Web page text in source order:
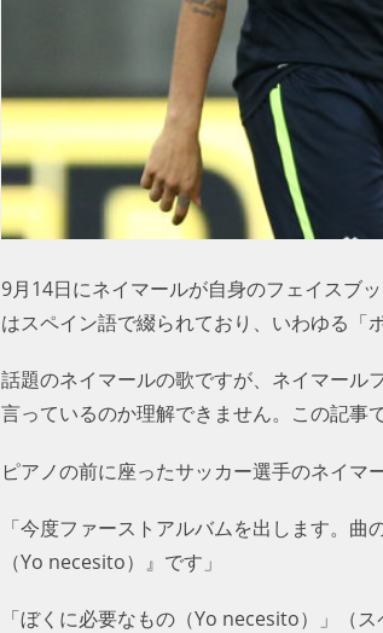
9月14日にネイマールが自身のフェイスブ
はスペイン語で綴られており、いわゆる「
話題のネイマールの歌ですが、ネイマール
言っているのか理解できません。この記事
ピアノの前に座ったサッカー選手のネイマ
「今度ファーストアルバムを出します。
（Yo necesito）』です」
「ぼくに必要なもの（Yo necesito）」（ス